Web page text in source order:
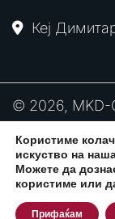
Користиме
искуство на
Можете да
користиме или
Прифаќам
Кеј
© 2026, MKD-
одговор на
PGP
потпис